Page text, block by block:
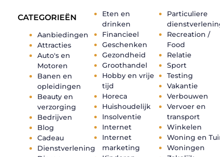
CATEGORIEËN
Aanbiedingen
Attracties
Auto's en
Motoren
Banen en
opleidingen
Beauty en
verzorging
Bedrijven
Blog
Cadeau
Dienstverlening
Eten en
drinken
Financieel
Geschenken
Gezondheid
Groothandel
Hobby en vrije
tijd
Horeca
Huishoudelijk
Insolventie
Internet
Internet
marketing
Particuliere
Recreation /
Food
Relatie
Sport
Testing
Vakantie
Verbouwen
Vervoer en
transport
Winkelen
Woning en
Woningen